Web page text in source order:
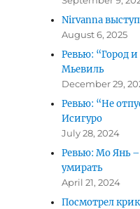
Nirvanna
August 6, 2025
Ревью: “Город
Мьевиль
December 29,
Ревью: “Не
Исигуро
July 28, 2024
Ревью: Мо Янь –
умирать
April 21, 2024
Посмотрел